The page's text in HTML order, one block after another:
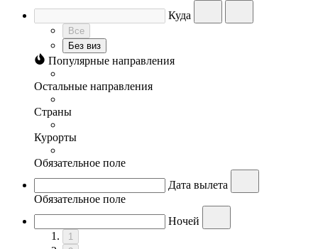
Куда
Все
Без виз
Популярные направления
Остальные направления
Страны
Курорты
Обязательное поле
Дата вылета
Обязательное поле
Ночей
1